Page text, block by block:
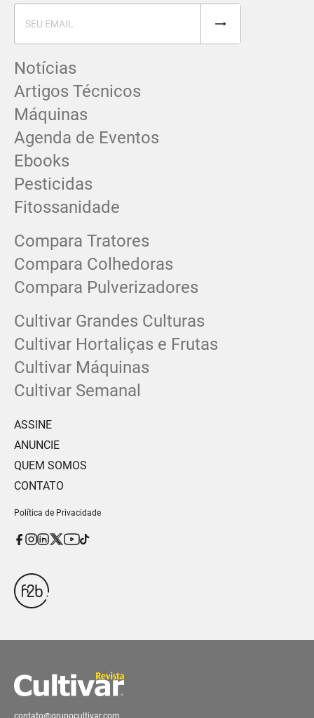
Notícias
Artigos Técnicos
Máquinas
Agenda de Eventos
Ebooks
Pesticidas
Fitossanidade
Compara Tratores
Compara Colhedoras
Compara Pulverizadores
Cultivar Grandes Culturas
Cultivar Hortaliças e Frutas
Cultivar Máquinas
Cultivar Semanal
ASSINE
ANUNCIE
QUEM SOMOS
CONTATO
Política de Privacidade